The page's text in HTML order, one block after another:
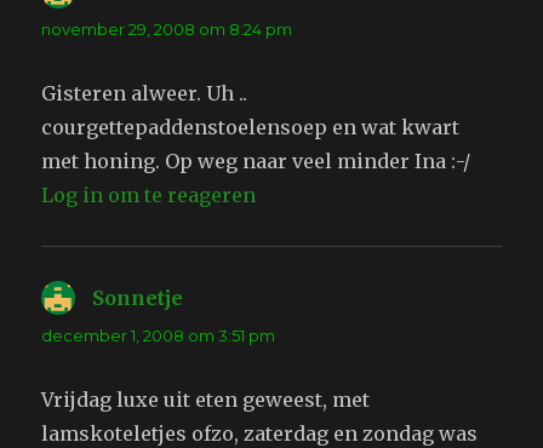
november 29, 2008 om 8:24 pm
Gisteren alweer. Uh ..
courgettepaddenstoelensoep en wat kwart
met honing. Op weg naar veel minder Ina :-/
Log in om te reageren
Sonnetje
december 1, 2008 om 3:51 pm
Vrijdag luxe uit eten geweest, met
lamskoteletjes ofzo, zaterdag en zondag was